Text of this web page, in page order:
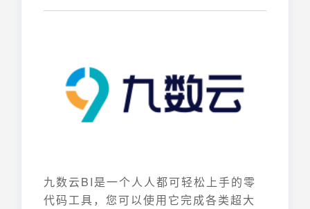
九数云BI是一个人人都可轻松上手的零
代码工具，您可以使用它完成各类超大